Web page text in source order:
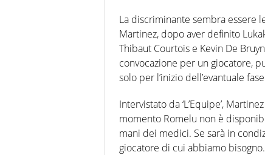
La discriminante sembra essere
Martinez, dopo aver definito
Thibaut Courtois e Kevin De
convocazione per un giocatore,
solo per l’inizio dell’evantuale
Intervistato da ‘L’Equipe’,
momento Romelu non è
mani dei medici. Se sarà in
giocatore di cui abbiamo